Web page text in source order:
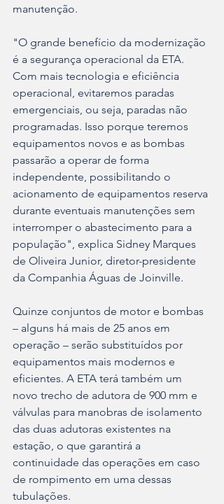
manutenção.
"O grande benefício da modernização
é a segurança operacional da ETA.
Com mais tecnologia e eficiência
operacional, evitaremos paradas
emergenciais, ou seja, paradas não
programadas. Isso porque teremos
equipamentos novos e as bombas
passarão a operar de forma
independente, possibilitando o
acionamento de equipamentos reserva
durante eventuais manutenções sem
interromper o abastecimento para a
população", explica Sidney Marques
de Oliveira Junior, diretor-presidente
da Companhia Águas de Joinville.
Quinze conjuntos de motor e bombas
– alguns há mais de 25 anos em
operação – serão substituídos por
equipamentos mais modernos e
eficientes. A ETA terá também um
novo trecho de adutora de 900 mm e
válvulas para manobras de isolamento
das duas adutoras existentes na
estação, o que garantirá a
continuidade das operações em caso
de rompimento em uma dessas
tubulações.